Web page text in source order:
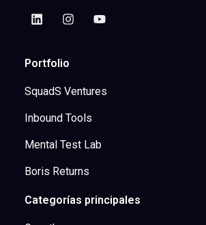
Portfolio
SquadS Ventures
Inbound Tools
Mental Test Lab
Boris Returns
Categorías principales